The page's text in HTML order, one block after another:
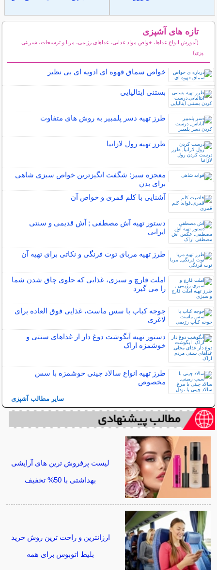
تازه های آشپزی
(آموزش انواع غذاها، خواص مواد غذایی، غذاهای رژیمی، مربا و ترشیجات، شیرینی
پزی)
خواص سماق قهوه ای ادویه ای بی نظیر
بستنی ایتالیایی
طرز تهیه دسر پلمبیر به روش های متفاوت
طرز تهیه رول لازانیا
معجزه سبز: شگفت انگیزترین خواص سبزی شاهی
برای بدن
آشنایی با کلم قمری و خواص آن
دستور تهیه آش مصطفی ; آش قدیمی و سنتی
ایرانی
طرز تهیه مربای توت فرنگی و نکاتی برای تهیه آن
املت قارچ و سبزی، غذایی که جلوی چاق شدن شما
را می گیرد
جوجه کباب با سس ماست، غذایی فوق العاده برای
لاغری
دستور تهیه آبگوشت دوغ دار از غذاهای سنتی و
خوشمزه اراک
طرز تهیه انواع سالاد چینی خوشمزه با سس
مخصوص
سایر مطالب آشپزی
لیست پرفروش ترین های آرایشی
بهداشتی با 50% تخفیف
ارزانترین و راحت ترین روش خرید
بلیط اتوبوس برای همه